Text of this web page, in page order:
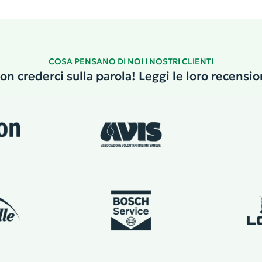
COSA PENSANO DI NOI I NOSTRI CLIENTI
crederci sulla parola! Leggi le loro